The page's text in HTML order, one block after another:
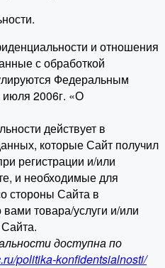
и отношения
с обработкой
Федеральным
2006г. «О
действует в
которые Сайт получил
регистрации и/или
и необходимые для
стороны Сайта в
товара/услуги и/или
доступна по
politika-konfidentsialnosti/